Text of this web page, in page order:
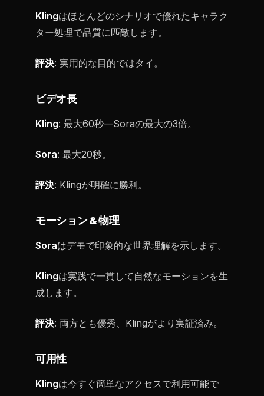
Klingはほとんどのシナリオで優れたキャラク
ター処理で品質に匹敵します。
評決: 実用的な目的ではタイ。
ビデオ長
Kling: 最大60秒—Soraの最大の3倍。
Sora: 最大20秒。
評決: Klingが明確に勝利。
モーション & 物理
Soraはデモで印象的な世界理解を示します。
Klingは実践で一貫して自然なモーションを生
成します。
評決: 両方とも優秀、Klingがより実証済み。
可用性
Klingは今すぐ簡単なアクセスで利用可能で